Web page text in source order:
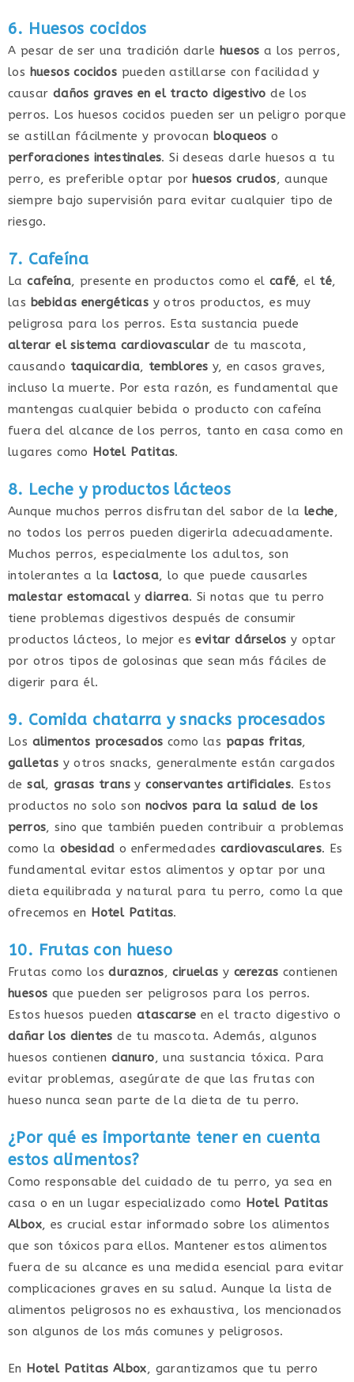
6. Huesos cocidos
A pesar de ser una tradición darle huesos a los perros,
los huesos cocidos pueden astillarse con facilidad y
causar daños graves en el tracto digestivo de los
perros. Los huesos cocidos pueden ser un peligro porque
se astillan fácilmente y provocan bloqueos o
perforaciones intestinales. Si deseas darle huesos a tu
perro, es preferible optar por huesos crudos, aunque
siempre bajo supervisión para evitar cualquier tipo de
riesgo.
7. Cafeína
Lacafeína, presente en productos como el café, el té,
las bebidas energéticas y otros productos, es muy
peligrosa para los perros. Esta sustancia puede
alterar el sistema cardiovascular de tu mascota,
causando taquicardia, temblores y, en casos graves,
incluso la muerte. Por esta razón, es fundamental que
mantengas cualquier bebida o producto con cafeína
fuera del alcance de los perros, tanto en casa como en
lugares como Hotel Patitas.
8. Leche y productos lácteos
Aunque muchos perros disfrutan del sabor de la leche,
no todos los perros pueden digerirla adecuadamente.
Muchos perros, especialmente los adultos, son
intolerantes a lalactosa, lo que puede causarles
malestar estomacalydiarrea. Si notas que tu perro
tiene problemas digestivos después de consumir
productos lácteos, lo mejor esevitar dárselos y optar
por otros tipos de golosinas que sean más fáciles de
digerir para él.
9. Comida chatarra y snacks procesados
Los alimentos procesados como las papas fritas,
galletas y otros snacks, generalmente están cargados
desal,grasas trans yconservantes artificiales. Estos
productos no solo son nocivos para la salud de los
perros, sino que también pueden contribuir a problemas
como laobesidad o enfermedades cardiovasculares. Es
fundamental evitar estos alimentos y optar por una
dieta equilibrada y natural para tu perro, como la que
ofrecemos en Hotel Patitas.
10. Frutas con hueso
Frutas como losduraznos,ciruelas y cerezas contienen
huesos que pueden ser peligrosos para los perros.
Estos huesos pueden atascarse en el tracto digestivo o
dañar los dientes de tu mascota. Además, algunos
huesos contienen cianuro, una sustancia tóxica. Para
evitar problemas, asegúrate de que las frutas con
hueso nunca sean parte de la dieta de tu perro.
¿Por qué es importante tener en cuenta
estos alimentos?
Como responsable del cuidado de tu perro, ya sea en
casa o en un lugar especializado como Hotel Patitas
Albox, es crucial estar informado sobre los alimentos
que son tóxicos para ellos. Mantener estos alimentos
fuera de su alcance es una medida esencial para evitar
complicaciones graves en su salud. Aunque la lista de
alimentos peligrosos no es exhaustiva, los mencionados
son algunos de los más comunes y peligrosos.
En Hotel Patitas Albox, garantizamos que tu perro